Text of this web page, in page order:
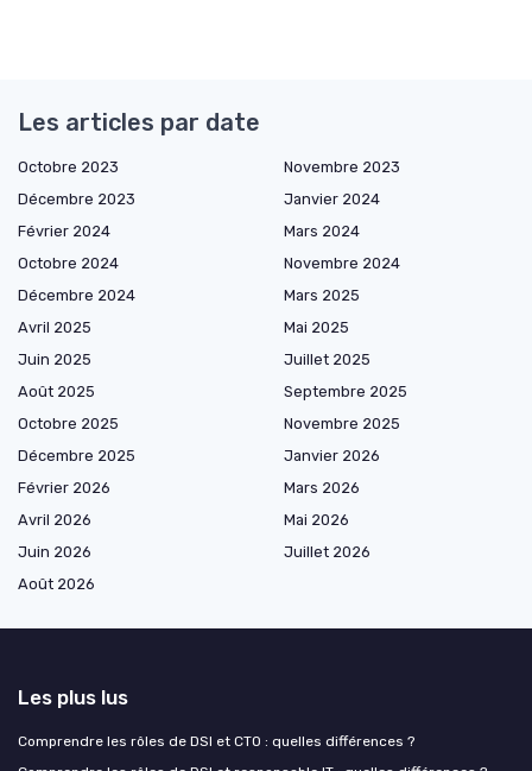
Les articles par date
Octobre 2023
Novembre 2023
Décembre 2023
Janvier 2024
Février 2024
Mars 2024
Octobre 2024
Novembre 2024
Décembre 2024
Mars 2025
Avril 2025
Mai 2025
Juin 2025
Juillet 2025
Août 2025
Septembre 2025
Octobre 2025
Novembre 2025
Décembre 2025
Janvier 2026
Février 2026
Mars 2026
Avril 2026
Mai 2026
Juin 2026
Juillet 2026
Août 2026
Les plus lus
Comprendre les rôles de DSI et CTO : quelles différences ?